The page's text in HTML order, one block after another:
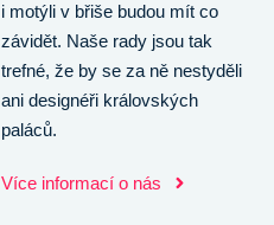
i motýli v břiše budou mít co
závidět. Naše rady jsou tak
trefné, že by se za ně nestyděli
ani designéři královských
paláců.
Více informací o nás